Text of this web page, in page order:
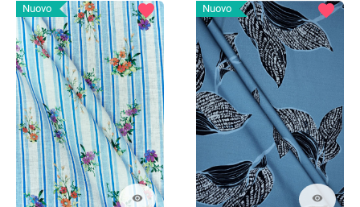
Nuovo
visibility
favorite Nuovo
visibility
favorite